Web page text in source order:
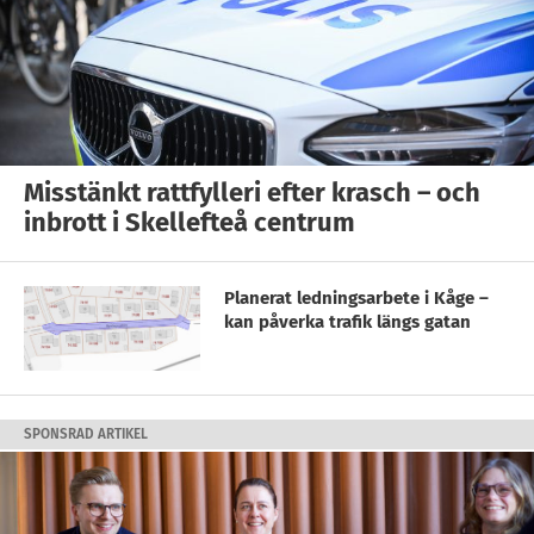
Misstänkt rattfylleri efter krasch – och
inbrott i Skellefteå centrum
Planerat ledningsarbete i Kåge –
kan påverka trafik längs gatan
SPONSRAD ARTIKEL